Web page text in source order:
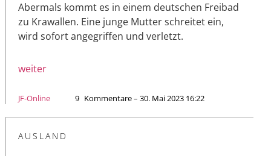
Abermals kommt es in einem deutschen Freibad
zu Krawallen. Eine junge Mutter schreitet ein,
wird sofort angegriffen und verletzt.
weiter
JF-Online 9 Kommentare – 30. Mai 2023 16:22
AUSLAND